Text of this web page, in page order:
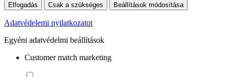
Elfogadás Csak a szükséges Beállítások módosítása
Adatvédelemi nyilatkozatot
Egyéni adatvédelmi beállítások
Customer match marketing